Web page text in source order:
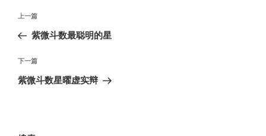
文
导
航
上
一
文
章
上一篇
紫微斗数最聪明的星
下
一
下一篇
紫微斗数星曜虚实辩